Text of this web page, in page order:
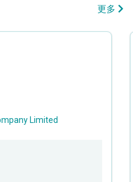
更多
Limited